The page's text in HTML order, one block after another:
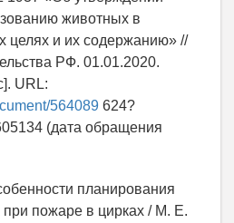
животных в
целях и их содержанию» //
РФ. 01.01.2020.
URL:
564089 624?
(дата обращения
планирования
пожаре в цирках / М. Е.